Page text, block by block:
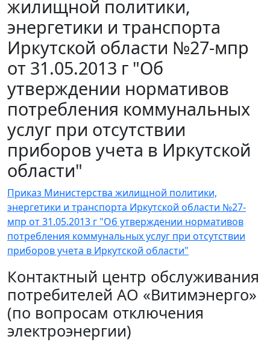
жилищной политики,
энергетики и транспорта
Иркутской области №27-мпр
от 31.05.2013 г "Об
утверждении нормативов
потребления коммунальных
услуг при отсутствии
приборов учета в Иркутской
области"
Приказ Министерства жилищной политики,
энергетики и транспорта Иркутской области №27-
мпр от 31.05.2013 г "Об утверждении нормативов
потребления коммунальных услуг при отсутствии
приборов учета в Иркутской области"
Контактный центр обслуживания
потребителей АО «Витимэнерго»
(по вопросам отключения
электроэнергии)